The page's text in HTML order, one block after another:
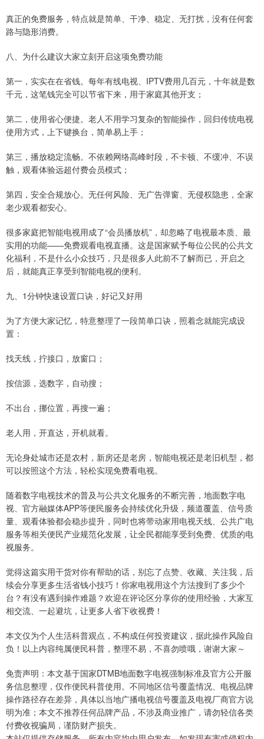
真正的免费服务，特点就是简单、干净、稳定、无打扰，没有任何套
路与隐形消费。
八、为什么建议大家立刻开启这项免费功能
第一，实实在在省钱。每年有线电视、IPTV费用几百元，十年就是数
千元，这笔钱完全可以节省下来，用于家庭其他开支；
第二，使用省心便捷。老人不用学习复杂的智能操作，回归传统电视
使用方式，上下键换台，简单易上手；
第三，播放稳定流畅。不依赖网络高峰时段，不卡顿、不缓冲、不误
触，观看体验远超付费会员模式；
第四，安全合规放心。无任何风险、无广告弹窗、无侵权隐患，全家
老少观看都安心。
很多家庭把智能电视用成了“会员播放机”，却忽略了电视最本质、最
实用的功能——免费观看电视直播。这是国家赋予每位公民的公共文
化福利，不是什么小众技巧，只是很多人此前不了解而已，开启之
后，就能真正享受到智能电视的便利。
九、1分钟快速设置口诀，好记又好用
为了方便大家记忆，特意整理了一段简单口诀，照着念就能完成设
置：
找天线，拧接口，放窗口；
按信源，选数字，自动搜；
不出台，挪位置，再搜一遍；
老人用，开直达，开机就看。
无论身处城市还是农村，新房还是老房，智能电视还是老旧机型，都
可以按照这个方法，轻松实现免费看电视。
随着数字电视技术的普及与公共文化服务的不断完善，地面数字电
视、官方融媒体APP等便民服务会持续优化升级，频道覆盖、信号质
量、观看体验都会稳步提升，同时也将带动家用电视天线、公共广电
服务等相关便民产业规范化发展，让全民都能享受到免费、优质的电
视服务。
觉得这篇实用干货对你有帮助的话，别忘了点赞、收藏、关注我，后
续会分享更多生活省钱小技巧！你家电视用这个方法搜到了多少个
台？有没有遇到操作难题？欢迎在评论区分享你的使用经验，大家互
相交流、一起避坑，让更多人省下收视费！
本文仅为个人生活科普观点，不构成任何投资建议，据此操作风险自
负！以上内容纯属便民科普，整理不易，不喜勿喷哦，谢谢大家～
免责声明：本文基于国家DTMB地面数字电视强制标准及官方公开服
务信息整理，仅作便民科普使用。不同地区信号覆盖情况、电视品牌
操作路径存在差异，具体以当地广播电视信号覆盖及电视厂商官方说
明为准；本文不推荐任何品牌产品，不涉及商业推广，请勿轻信各类
付费收视骗局，谨防财产损失。